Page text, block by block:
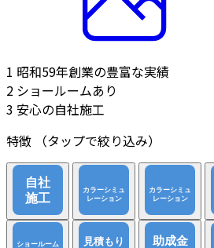
1 昭和59年創業の豊富な実績
2 ショールームあり
3 安心の自社施工
特徴
（タップで絞り込み）